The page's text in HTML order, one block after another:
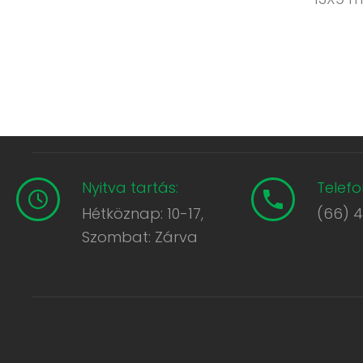
Nyitva tartás:
Hétköznap: 10-17,
Szombat: Zárva
(66)